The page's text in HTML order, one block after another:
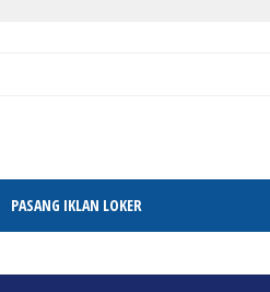
PASANG IKLAN LOKER